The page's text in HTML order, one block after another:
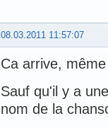
08.03.2011 11:57:07
Ca arrive,
Sauf qu'il y a
nom de la